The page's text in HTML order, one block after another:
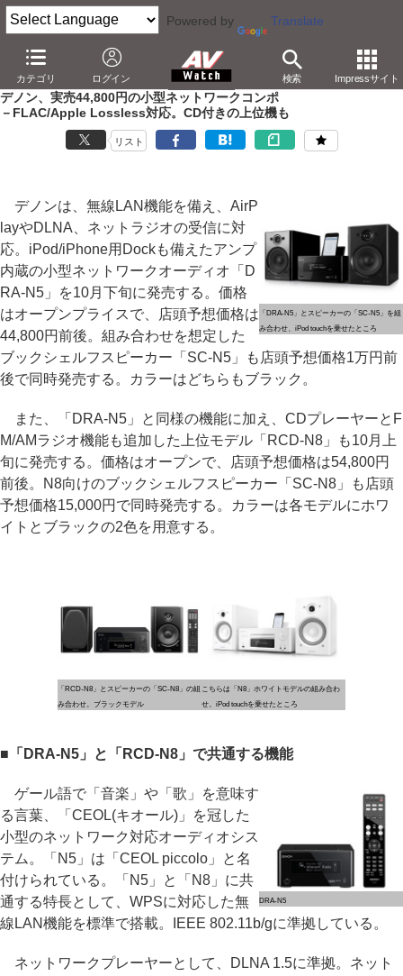
Powered by Translate
カテゴリ ログイン 検索 Impressサイト
AV Watch 製品
ミニコンポ
デノン、実売44,800円の小型ネットワークコンポ
－FLAC/Apple Lossless対応。CD付きの上位機も
リスト
「DRA-N5」とスピーカーの「SC-N5」を組
み合わせ、iPod touchを乗せたところ
デノンは、無線LAN機能を備え、AirP
layやDLNA、ネットラジオの受信に対
応。iPod/iPhone用Dockも備えたアンプ
内蔵の小型ネットワークオーディオ「D
RA-N5」を10月下旬に発売する。価格
はオープンプライスで、店頭予想価格は
44,800円前後。組み合わせを想定した
ブックシェルフスピーカー「SC-N5」も店頭予想価格1万円前
後で同時発売する。カラーはどちらもブラック。
また、「DRA-N5」と同様の機能に加え、CDプレーヤーとF
M/AMラジオ機能も追加した上位モデル「RCD-N8」も10月上
旬に発売する。価格はオープンで、店頭予想価格は54,800円
前後。N8向けのブックシェルフスピーカー「SC-N8」も店頭
予想価格15,000円で同時発売する。カラーは各モデルにホワ
イトとブラックの2色を用意する。
「RCD-N8」とスピーカーの「SC-N8」の組
み合わせ。ブラックモデル
こちらは「N8」ホワイトモデルの組み合わ
せ。iPod touchを乗せたところ
■「DRA-N5」と「RCD-N8」で共通する機能
DRA-N5
ゲール語で「音楽」や「歌」を意味す
る言葉、「CEOL(キオール)」を冠した
小型のネットワーク対応オーディオシス
テム。「N5」は「CEOL piccolo」と名
付けられている。「N5」と「N8」に共
通する特長として、WPSに対応した無
線LAN機能を標準で搭載。IEEE 802.11b/gに準拠している。
ネットワークプレーヤーとして、DLNA 1.5に準拠。ネット